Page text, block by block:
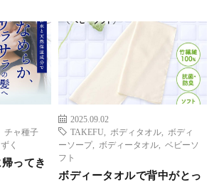
チャ種子
く
ってき
2025.09.02
TAKEFU
ボディタオル
ボディ
ーソープ, ボディータオル
ベビーソ
フト
ボディータオルで背中がとっ